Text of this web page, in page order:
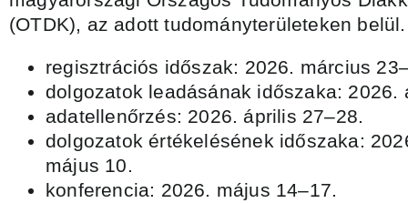
(OTDK), az adott tudományterületeken belül.
regisztrációs időszak: 2026. március
dolgozatok leadásának időszaka: 2026.
adatellenőrzés: 2026. április 27–28.
dolgozatok értékelésének időszaka:
május 10.
konferencia: 2026. május 14–17.